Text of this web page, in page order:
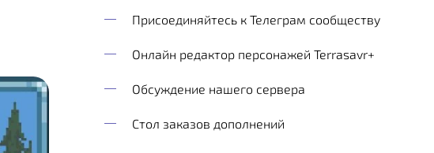
Присоединяйтесь к Телеграм сообществу
Онлайн редактор персонажей Terrasavr+
Обсуждение нашего сервера
Стол заказов дополнений